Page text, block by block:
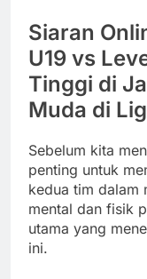
Siaran
U19 vs
Tinggi di
Muda di
Sebelum kita
penting untuk
kedua tim dalam
mental dan fisik
utama yang
ini.